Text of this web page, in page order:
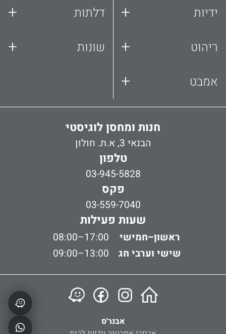
ידיות +
ריהוט +
אמבט +
דלתות +
שונות +
חנות ומחסן לוגיסטי
הבנאי 3, א.ת. חולון
טלפון
03-945-5828
פקס
03-559-7040
שעות פעילות
ראשון–חמישי
08:00–17:00
שישי וערבי חג
09:00–13:00
אבנר'ס